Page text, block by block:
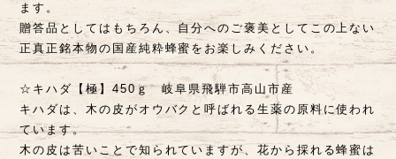
ます。
贈答品としてはもちろん、自分へのご褒美としてこの上ない
正真正銘本物の国産純粋蜂蜜をお楽しみください。
☆キハダ【極】450ｇ 岐阜県飛騨市高山市産
キハダは、木の皮がオウバクと呼ばれる生薬の原料に使われ
ています。
木の皮は苦いことで知られていますが、花から採れる蜂蜜は